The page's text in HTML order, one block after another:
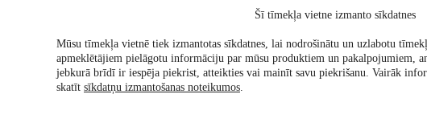
Pētījumi Re:Check
Šī tīmekļa vietne izmanto sīkdatnes
Mūsu tīmekļa vietnē tiek izmantotas sīkdatnes, lai nodrošinātu un uzlabotu
apmeklētājiem pielāgotu informāciju par mūsu produktiem un pakalpojumiem,
jebkurā brīdī ir iespēja piekrist, atteikties vai mainīt savu piekrišanu. Vairāk
skatīt sīkdatņu izmantošanas noteikumos.